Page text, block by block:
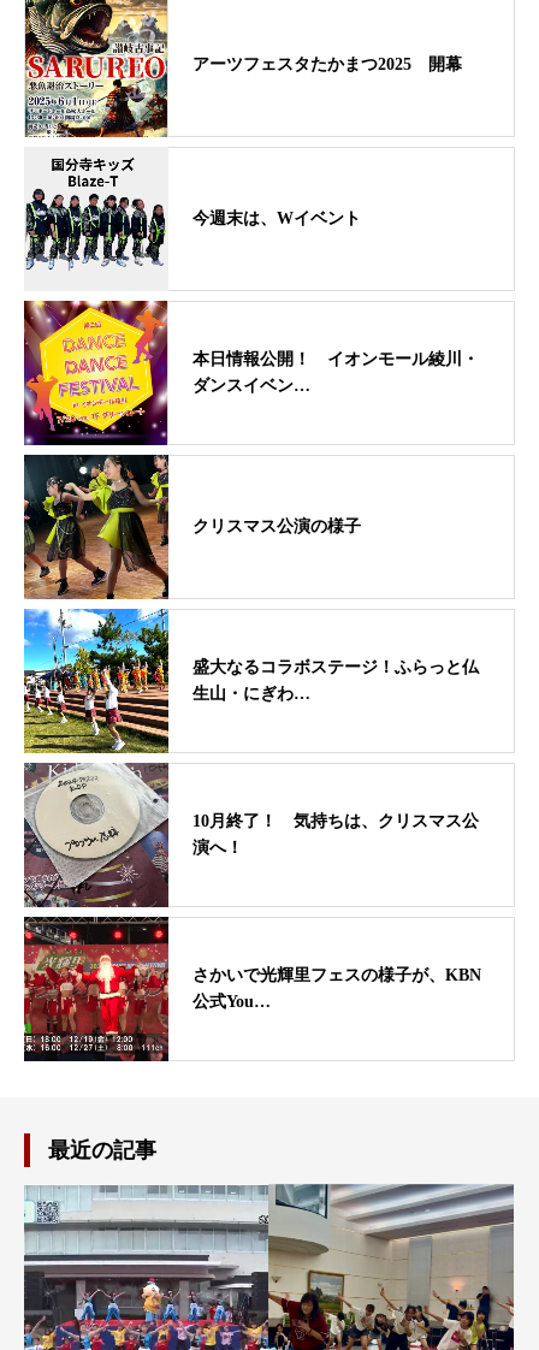
アーツフェスタたかまつ2025 開幕
今週末は、Wイベント
本日情報公開！ イオンモール綾川・
ダンスイベン…
クリスマス公演の様子
盛大なるコラボステージ！ふらっと仏
生山・にぎわ…
10月終了！ 気持ちは、クリスマス公
演へ！
さかいで光輝里フェスの様子が、KBN
公式You…
最近の記事